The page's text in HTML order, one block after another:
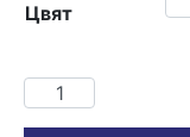
Цвят